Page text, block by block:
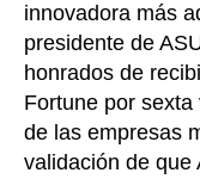
innovadora más
presidente de
honrados de
Fortune por
de las empresas
validación de que